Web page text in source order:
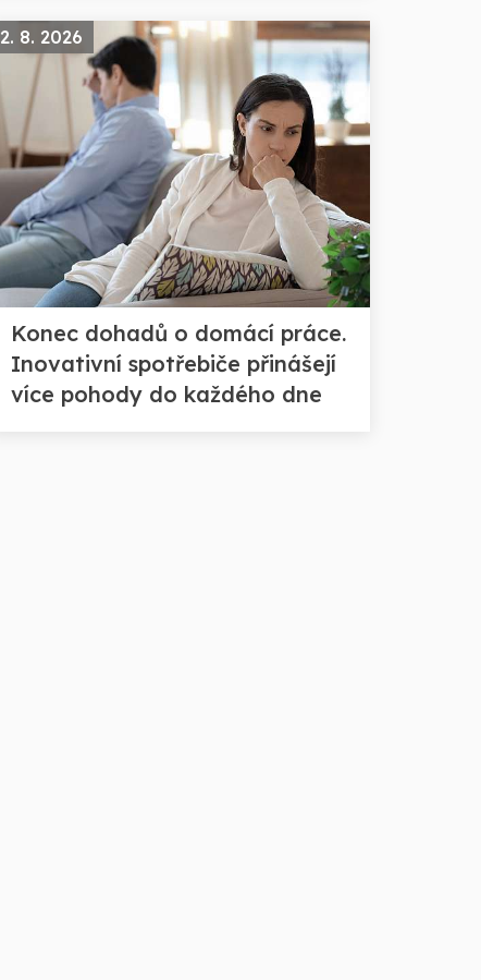
2. 8. 2026
Konec dohadů o domácí práce.
Inovativní spotřebiče přinášejí
více pohody do každého dne